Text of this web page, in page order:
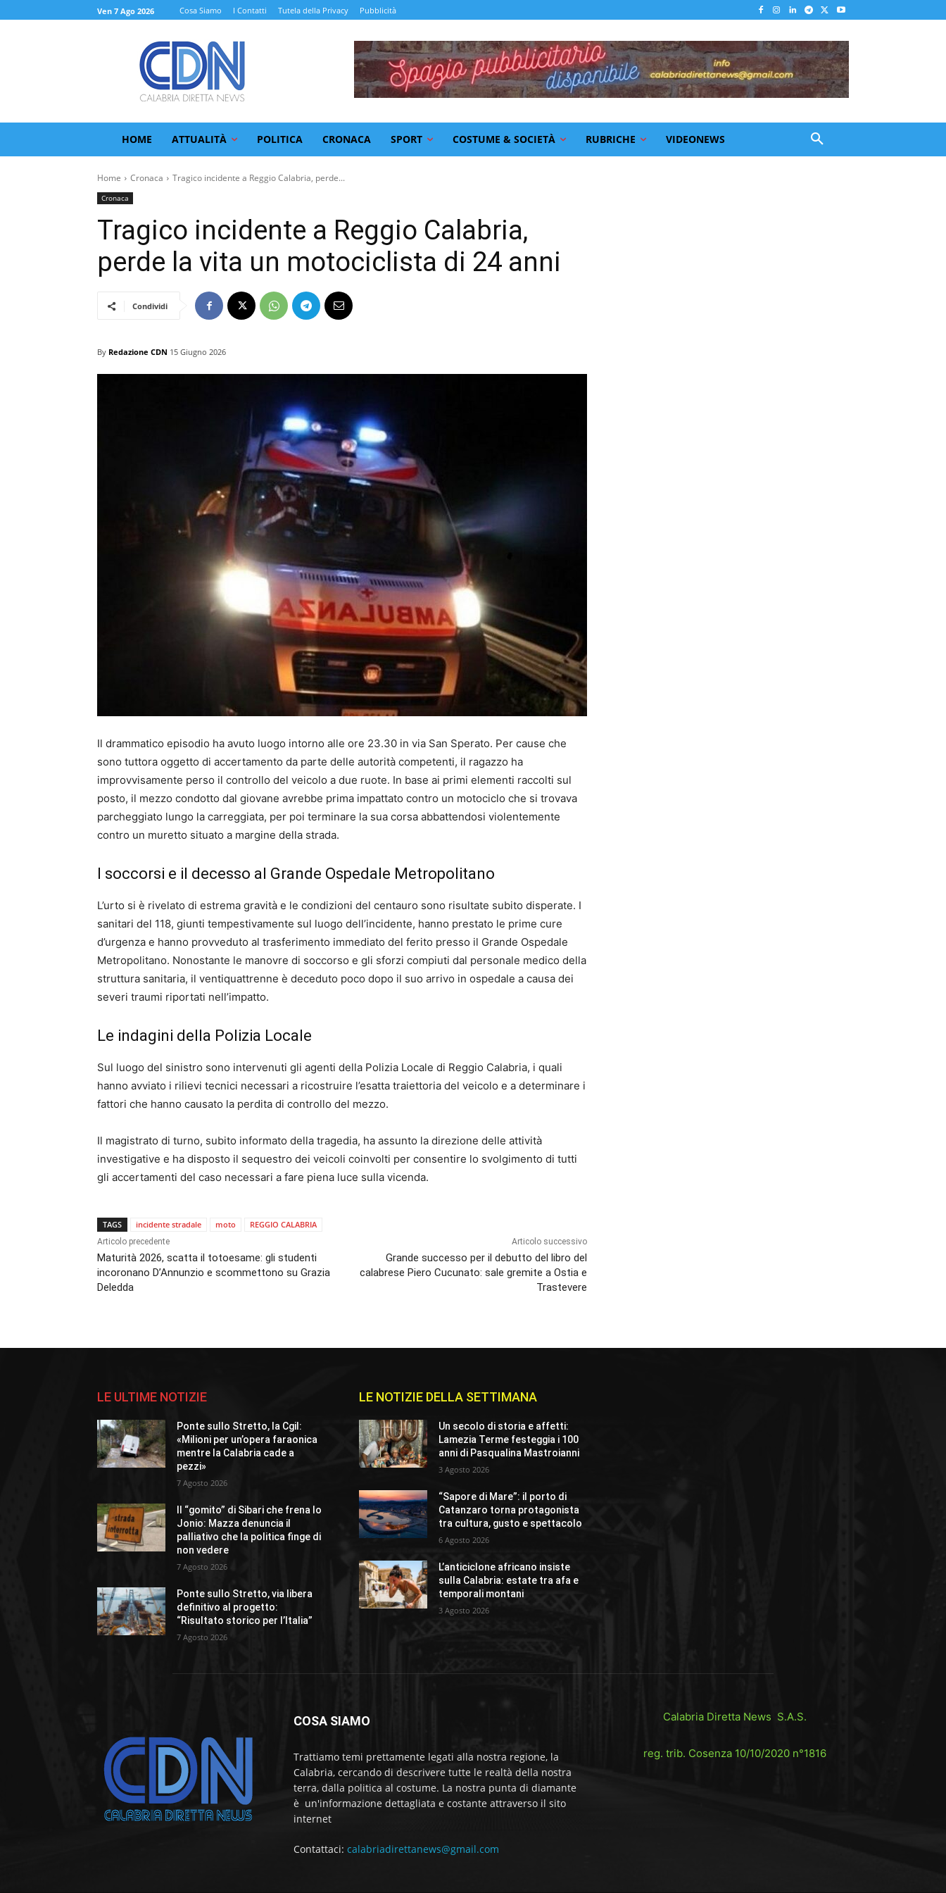
Ven 7 Ago 2026 Cosa Siamo I Contatti Tutela della Privacy Pubblicità
HOME ATTUALITÀ POLITICA CRONACA SPORT COSTUME & SOCIETÀ RUBRICHE VIDEONEWS
Home Cronaca Tragico incidente a Reggio Calabria, perde...
Cronaca
Tragico incidente a Reggio Calabria,
perde la vita un motociclista di 24 anni
Condividi
By Redazione CDN 15 Giugno 2026
Il drammatico episodio ha avuto luogo intorno alle ore 23.30 in via San Sperato. Per cause che
sono tuttora oggetto di accertamento da parte delle autorità competenti, il ragazzo ha
improvvisamente perso il controllo del veicolo a due ruote. In base ai primi elementi raccolti sul
posto, il mezzo condotto dal giovane avrebbe prima impattato contro un motociclo che si trovava
parcheggiato lungo la carreggiata, per poi terminare la sua corsa abbattendosi violentemente
contro un muretto situato a margine della strada.
I soccorsi e il decesso al Grande Ospedale Metropolitano
L’urto si è rivelato di estrema gravità e le condizioni del centauro sono risultate subito disperate. I
sanitari del 118, giunti tempestivamente sul luogo dell’incidente, hanno prestato le prime cure
d’urgenza e hanno provveduto al trasferimento immediato del ferito presso il Grande Ospedale
Metropolitano. Nonostante le manovre di soccorso e gli sforzi compiuti dal personale medico della
struttura sanitaria, il ventiquattrenne è deceduto poco dopo il suo arrivo in ospedale a causa dei
severi traumi riportati nell’impatto.
Le indagini della Polizia Locale
Sul luogo del sinistro sono intervenuti gli agenti della Polizia Locale di Reggio Calabria, i quali
hanno avviato i rilievi tecnici necessari a ricostruire l’esatta traiettoria del veicolo e a determinare i
fattori che hanno causato la perdita di controllo del mezzo.
Il magistrato di turno, subito informato della tragedia, ha assunto la direzione delle attività
investigative e ha disposto il sequestro dei veicoli coinvolti per consentire lo svolgimento di tutti
gli accertamenti del caso necessari a fare piena luce sulla vicenda.
TAGS incidente stradale moto REGGIO CALABRIA
Articolo precedente
Maturità 2026, scatta il totoesame: gli studenti
incoronano D’Annunzio e scommettono su Grazia
Deledda
Articolo successivo
Grande successo per il debutto del libro del
calabrese Piero Cucunato: sale gremite a Ostia e
Trastevere
LE ULTIME NOTIZIE
Ponte sullo Stretto, la Cgil:
«Milioni per un’opera faraonica
mentre la Calabria cade a
pezzi»
7 Agosto 2026
Il “gomito” di Sibari che frena lo
Jonio: Mazza denuncia il
palliativo che la politica finge di
non vedere
7 Agosto 2026
Ponte sullo Stretto, via libera
definitivo al progetto:
“Risultato storico per l’Italia”
7 Agosto 2026
LE NOTIZIE DELLA SETTIMANA
Un secolo di storia e affetti:
Lamezia Terme festeggia i 100
anni di Pasqualina Mastroianni
3 Agosto 2026
“Sapore di Mare”: il porto di
Catanzaro torna protagonista
tra cultura, gusto e spettacolo
6 Agosto 2026
L’anticiclone africano insiste
sulla Calabria: estate tra afa e
temporali montani
3 Agosto 2026
COSA SIAMO
Trattiamo temi prettamente legati alla nostra regione, la
Calabria, cercando di descrivere tutte le realtà della nostra
terra, dalla politica al costume. La nostra punta di diamante
è un'informazione dettagliata e costante attraverso il sito
internet
Contattaci: calabriadirettanews@gmail.com
Calabria Diretta News S.A.S.
reg. trib. Cosenza 10/10/2020 n°1816